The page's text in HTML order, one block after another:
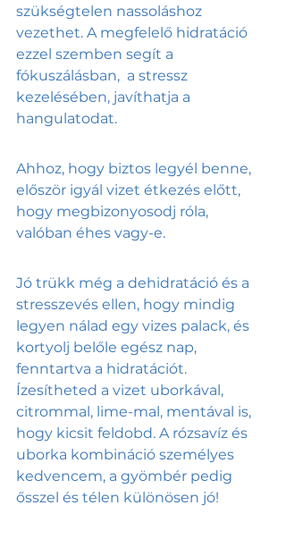
szükségtelen nassoláshoz
vezethet. A megfelelő hidratáció
ezzel szemben segít a
fókuszálásban,  a stressz
kezelésében, javíthatja a
hangulatodat.
Ahhoz, hogy biztos legyél benne,
először igyál vizet étkezés előtt,
hogy megbizonyosodj róla,
valóban éhes vagy-e.
Jó trükk még a dehidratáció és a
stresszevés ellen, hogy mindig
legyen nálad egy vizes palack, és
kortyolj belőle egész nap,
fenntartva a hidratációt.
Ízesítheted a vizet uborkával,
citrommal, lime-mal, mentával is,
hogy kicsit feldobd. A rózsavíz és
uborka kombináció személyes
kedvencem, a gyömbér pedig
ősszel és télen különösen jó!